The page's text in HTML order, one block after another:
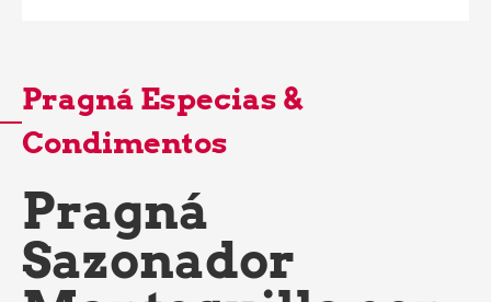
Pragná Especias &
Condimentos
Pragná
Sazonador